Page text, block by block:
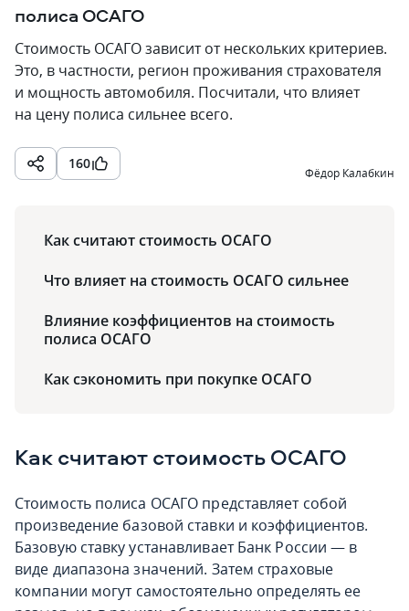
полиса ОСАГО
Стоимость ОСАГО зависит от нескольких критериев.
Это, в частности, регион проживания страхователя
и мощность автомобиля. Посчитали, что влияет
на цену полиса сильнее всего.
160
Фёдор Калабкин
Как считают стоимость ОСАГО
Что влияет на стоимость ОСАГО сильнее
Влияние коэффициентов на стоимость
полиса ОСАГО
Как сэкономить при покупке ОСАГО
Как считают стоимость ОСАГО
Стоимость полиса ОСАГО представляет собой
произведение базовой ставки и коэффициентов.
Базовую ставку устанавливает Банк России — в
виде диапазона значений. Затем страховые
компании могут самостоятельно определять ее